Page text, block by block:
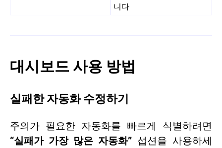
니다
대시보드 사용 방법
실패한 자동화 수정하기
주의가 필요한 자동화를 빠르게 식별하려면
“실패가 가장 많은 자동화” 섭션을 사용하세